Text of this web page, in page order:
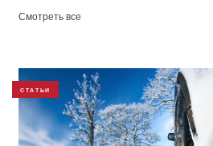
Смотреть все
СТАТЬИ